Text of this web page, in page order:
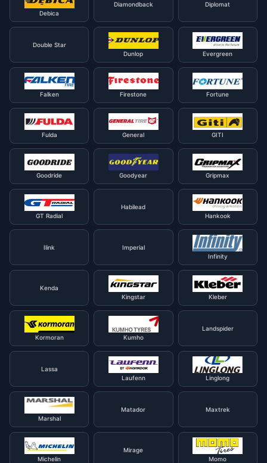
Debica
Diamondback Diplomat
Double Star
Dunlop
Evergreen
Falken Firestone Fortune
Fulda General GITI
Goodride Goodyear Gripmax
GT Radial
Habilead
Hankook
Ilink
Imperial
Infinity
Kenda
Kingstar
Kleber
Kormoran Kumho
Landspider
Lassa
Laufenn
Linglong
Marshal
Matador Maxtrek
Michelin
Mirage
Momo